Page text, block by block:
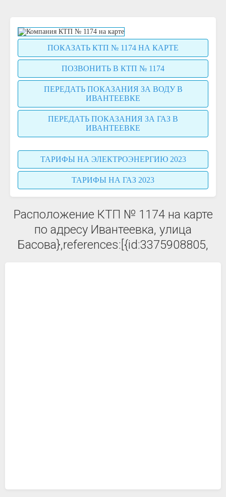
ПОКАЗАТЬ КТП № 1174 НА КАРТЕ
ПОЗВОНИТЬ В КТП № 1174
ПЕРЕДАТЬ ПОКАЗАНИЯ ЗА ВОДУ В
ИВАНТЕЕВКЕ
ПЕРЕДАТЬ ПОКАЗАНИЯ ЗА ГАЗ В
ИВАНТЕЕВКЕ
ТАРИФЫ НА ЭЛЕКТРОЭНЕРГИЮ 2023
ТАРИФЫ НА ГАЗ 2023
Расположение КТП № 1174 на карте
по адресу Ивантеевка, улица
Басова},references:[{id:3375908805,